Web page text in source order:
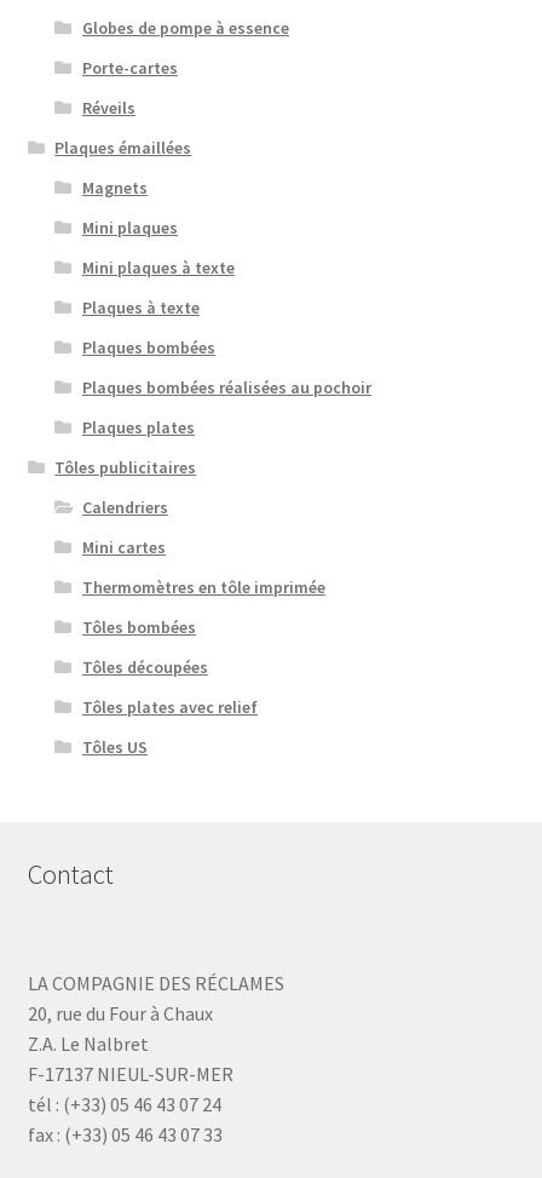
Globes de pompe à essence
Porte-cartes
Réveils
Plaques émaillées
Magnets
Mini plaques
Mini plaques à texte
Plaques à texte
Plaques bombées
Plaques bombées réalisées au pochoir
Plaques plates
Tôles publicitaires
Calendriers
Mini cartes
Thermomètres en tôle imprimée
Tôles bombées
Tôles découpées
Tôles plates avec relief
Tôles US
Contact
LA COMPAGNIE DES RÉCLAMES
20, rue du Four à Chaux
Z.A. Le Nalbret
F-17137 NIEUL-SUR-MER
tél : (+33) 05 46 43 07 24
fax : (+33) 05 46 43 07 33